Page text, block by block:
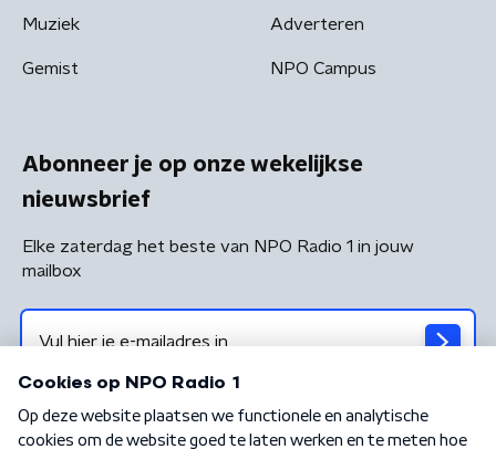
Muziek
Gemist
Adverteren
NPO Campus
Abonneer je op onze wekelijkse
nieuwsbrief
Elke zaterdag het beste van NPO Radio 1 in jouw
mailbox